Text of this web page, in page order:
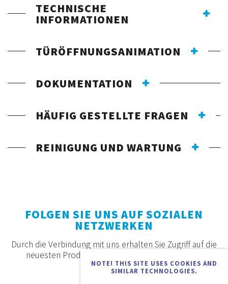
TECHNISCHE
INFORMATIONEN
TÜRÖFFNUNGSANIMATION
DOKUMENTATION
HÄUFIG GESTELLTE FRAGEN
REINIGUNG UND WARTUNG
NOTE! THIS SITE USES COOKIES AND
SIMILAR TECHNOLOGIES.
FOLGEN SIE UNS AUF SOZIALEN
NETZWERKEN
Durch die Verbindung mit uns erhalten Sie Zugriff auf die
neuesten Produkte, Angebote und Neuigkeiten.